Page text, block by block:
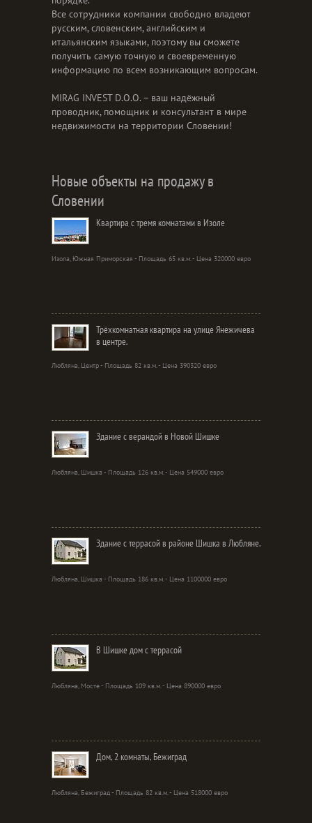
Все сотрудники компании свободно владеют
русским, словенским, английским и
итальянским языками, поэтому вы сможете
получить самую точную и своевременную
информацию по всем возникающим вопросам.
MIRAG INVEST D.O.O. – ваш надёжный
проводник, помощник и консультант в мире
недвижимости на территории Словении!
Новые объекты на продажу в
Словении
Квартира с тремя комнатами в Изоле
Изола, Южная Приморская - Площадь 65 кв.м. - Цена 320000 евро
Трёхкомнатная квартира на улице Янежичева
в центре.
Любляна, Центр - Площадь 82 кв.м. - Цена 390320 евро
Здание с верандой в Новой Шишке
Любляна, Шишка - Площадь 126 кв.м. - Цена 549000 евро
Здание с террасой в районе Шишка в Любляне.
Любляна, Шишка - Площадь 186 кв.м. - Цена 1100000 евро
В Шишке дом с террасой
Любляна, Мосте - Площадь 109 кв.м. - Цена 890000 евро
Дом, 2 комнаты, Бежиград
Любляна, Бежиград - Площадь 82 кв.м. - Цена 518000 евро